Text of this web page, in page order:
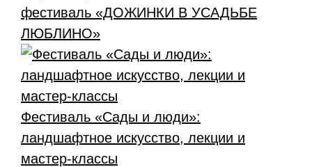
фестиваль «ДОЖИНКИ В УСАДЬБЕ
ЛЮБЛИНО»
Фестиваль «Сады и люди»:
ландшафтное искусство, лекции и
мастер-классы